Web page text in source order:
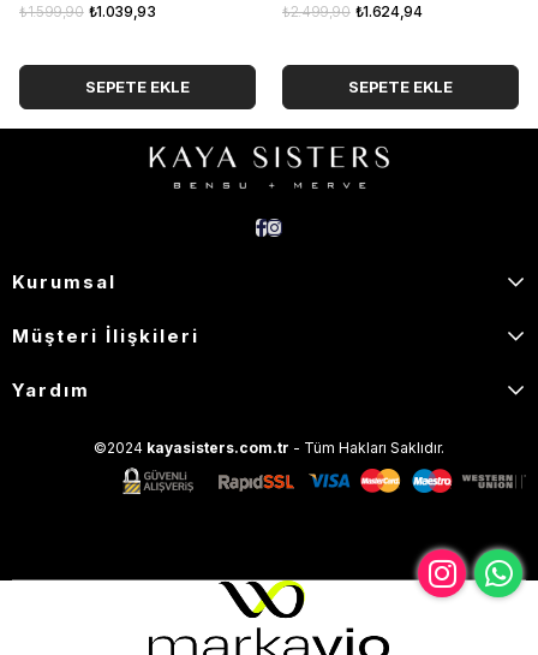
₺1.039,93
₺1.599,90
SEPETE EKLE
₺1.624,94
₺2.499,90
SEPETE EKLE
Kurumsal
Müşteri İlişkileri
Yardım
©2024 kayasisters.com.tr - Tüm Hakları Saklıdır.